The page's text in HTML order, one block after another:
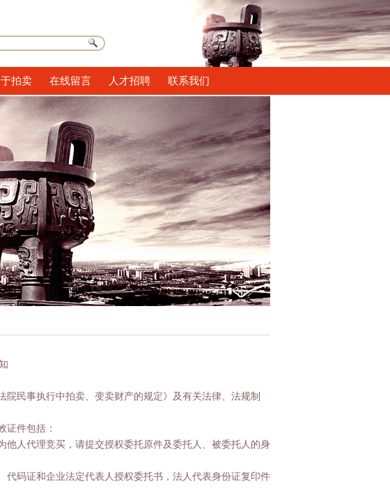
拍卖 在线留言 人才招聘 联系我们
民事执行中拍卖、变卖财产的规定》及有关法律、法规制
证件包括：
人代理竞买，请提交授权委托原件及委托人、被委托人的身
码证和企业法定代表人授权委托书，法人代表身份证复印件